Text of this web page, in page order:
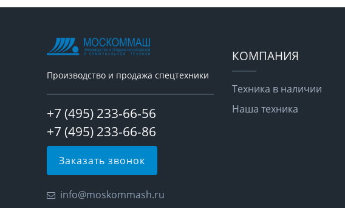
Производство и продажа спецтехники
+7 (495) 233-66-56
+7 (495) 233-66-86
Заказать звонок
info@moskommash.ru
КОМПАНИЯ
Техника в наличии
Наша техника